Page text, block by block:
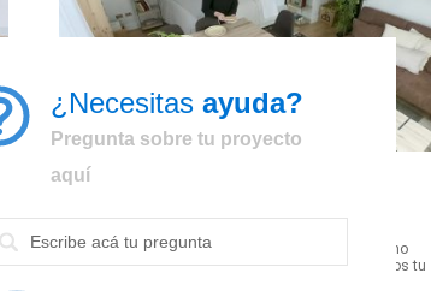
¿Necesitas ayuda?
Pregunta sobre tu proyecto
aquí¿Cómo decorar un departamento
estudio?
¿Tienes un departamento estudio y no sabes cómo
decorarlo? No te preocupes, que con estos consejos tu